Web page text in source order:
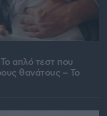
απλό τεστ που
θανάτους – Το